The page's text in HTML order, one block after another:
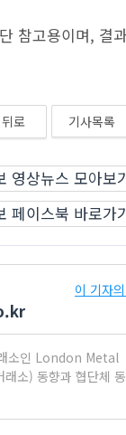
참고용이며, 결
뒤로 기사목록
영상뉴스 모아보
페이스북 바로가
이 기자
소인 London Metal
소) 동향과 협단체